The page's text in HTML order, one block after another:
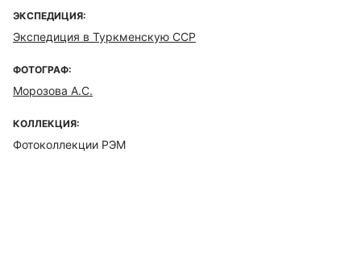
ЭКСПЕДИЦИЯ:
Экспедиция в Туркменскую ССР
ФОТОГРАФ:
Морозова А.С.
КОЛЛЕКЦИЯ:
Фотоколлекции РЭМ